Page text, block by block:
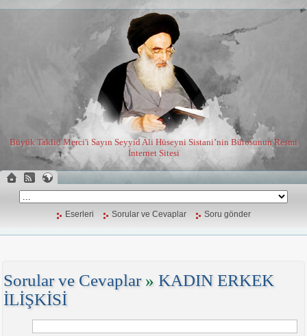
Büyük Taklid Merci'i Sayın Seyyid Ali Hüseyni Sistani’nin Bürosunun Resmi
İnternet Sitesi
Eserleri Sorular ve Cevaplar Soru gönder
Sorular ve Cevaplar» KADIN ERKEK
İLİŞKİSİ